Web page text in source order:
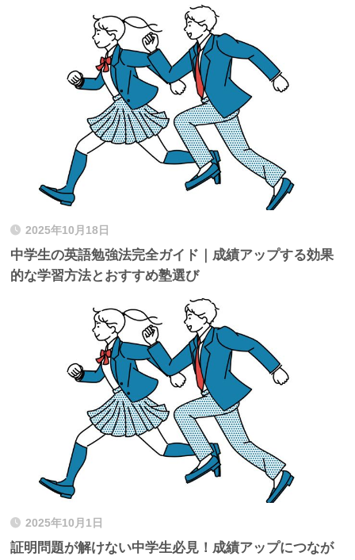
2025年10月18日
中学生の英語勉強法完全ガイド｜成績アップする効果
的な学習方法とおすすめ塾選び
2025年10月1日
証明問題が解けない中学生必見！成績アップにつなが